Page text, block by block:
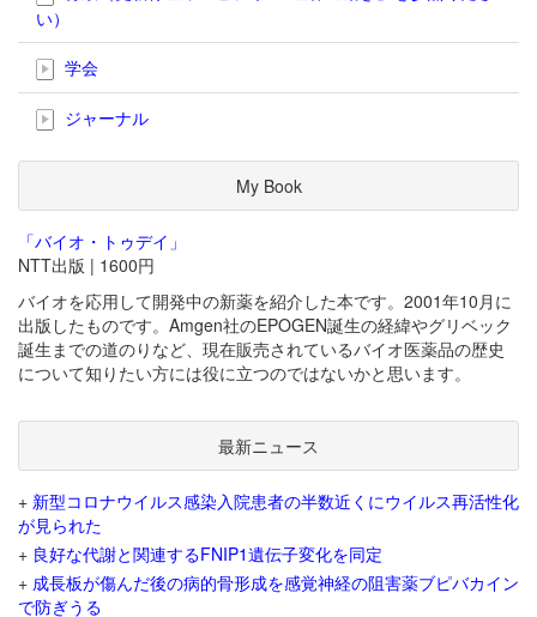
い）
学会
ジャーナル
My Book
「バイオ・トゥデイ」
NTT出版 | 1600円
バイオを応用して開発中の新薬を紹介した本です。2001年10月に
出版したものです。Amgen社のEPOGEN誕生の経緯やグリベック
誕生までの道のりなど、現在販売されているバイオ医薬品の歴史
について知りたい方には役に立つのではないかと思います。
最新ニュース
+ 新型コロナウイルス感染入院患者の半数近くにウイルス再活性化
が見られた
+ 良好な代謝と関連するFNIP1遺伝子変化を同定
+ 成長板が傷んだ後の病的骨形成を感覚神経の阻害薬ブピバカイン
で防ぎうる